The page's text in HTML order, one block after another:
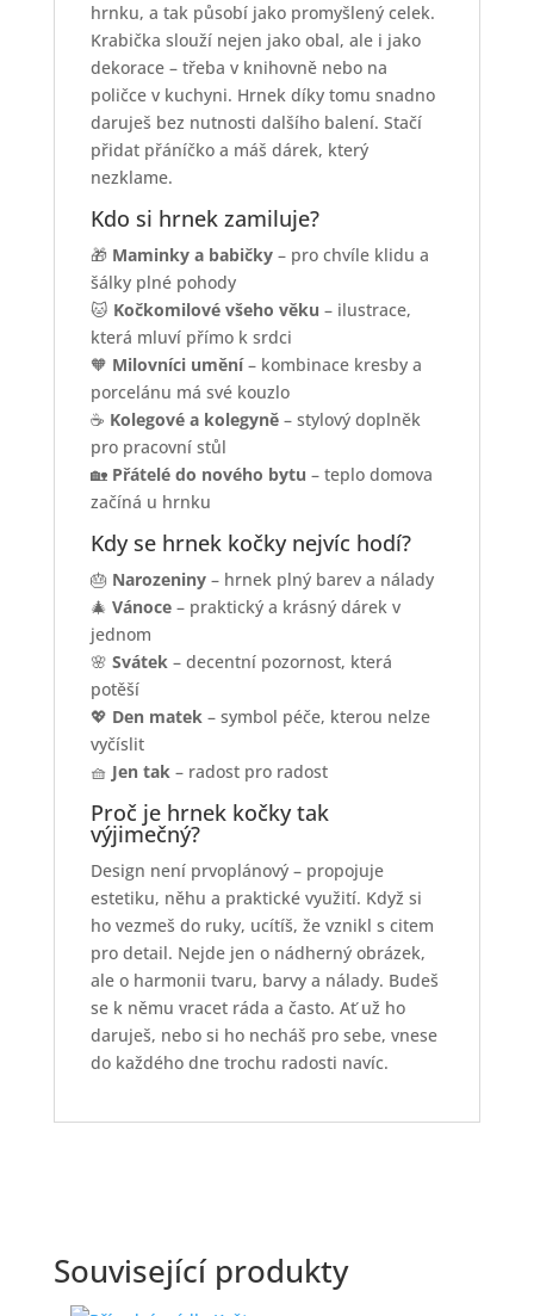
hrnku, a tak působí jako promyšlený celek.
Krabička slouží nejen jako obal, ale i jako
dekorace – třeba v knihovně nebo na
poličce v kuchyni. Hrnek díky tomu snadno
daruješ bez nutnosti dalšího balení. Stačí
přidat přáníčko a máš dárek, který
nezklame.
Kdo si hrnek zamiluje?
🎁 Maminky a babičky– pro chvíle klidu a
šálky plné pohody
🐱 Kočkomilové všeho věku – ilustrace,
která mluví přímo k srdci
🧡 Milovníci umění– kombinace kresby a
porcelánu má své kouzlo
☕ Kolegové a kolegyně– stylový doplněk
pro pracovní stůl
🏡 Přátelé do nového bytu – teplo domova
začíná u hrnku
Kdy se hrnek kočky nejvíc hodí?
🎂 Narozeniny– hrnek plný barev a nálady
🎄 Vánoce– praktický a krásný dárek v
jednom
🌸 Svátek– decentní pozornost, která
potěší
💖 Den matek– symbol péče, kterou nelze
vyčíslit
🧺 Jen tak– radost pro radost
Proč je hrnek kočky tak
výjimečný?
Design není prvoplánový – propojuje
estetiku, něhu a praktické využití. Když si
ho vezmeš do ruky, ucítíš, že vznikl s citem
pro detail. Nejde jen o nádherný obrázek,
ale o harmonii tvaru, barvy a nálady. Budeš
se k němu vracet ráda a často. Ať už ho
daruješ, nebo si ho necháš pro sebe, vnese
do každého dne trochu radosti navíc.
Související produkty